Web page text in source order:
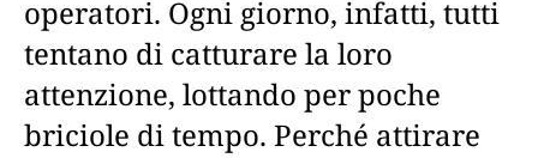
operatori. Ogni giorno, infatti, tutti
tentano di catturare la loro
attenzione, lottando per poche
briciole di tempo. Perché attirare